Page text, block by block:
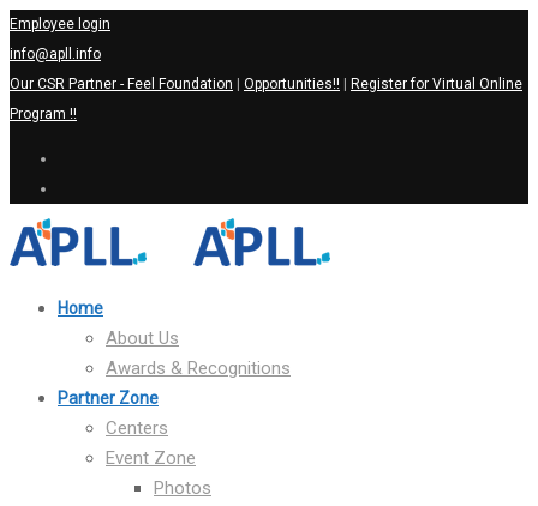
Employee login
info@apll.info
Our CSR Partner - Feel Foundation
Opportunities!!
Register for Virtual Online
Program !!
Home
About Us
Awards & Recognitions
Partner Zone
Centers
Event Zone
Photos